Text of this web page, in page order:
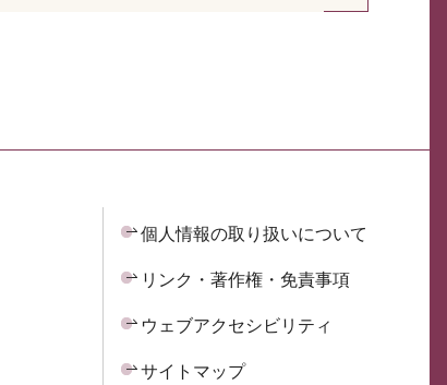
個人情報の取り扱いについて
リンク・著作権・免責事項
ウェブアクセシビリティ
サイトマップ